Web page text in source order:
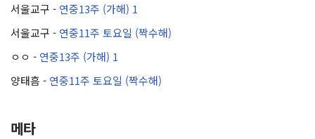
서울교구 - 연중13주 (가해) 1
서울교구 - 연중11주 토요일 (짝수해)
ㅇㅇ - 연중13주 (가해) 1
양태흠 - 연중11주 토요일 (짝수해)
메타